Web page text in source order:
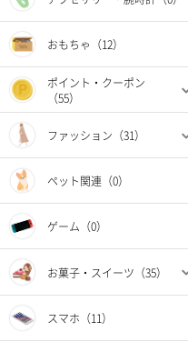
おもちゃ（12）
ポイント・クーポン
（55）
ファッション（31）
ペット関連（0）
ゲーム（0）
お菓子・スイーツ（35）
スマホ（11）